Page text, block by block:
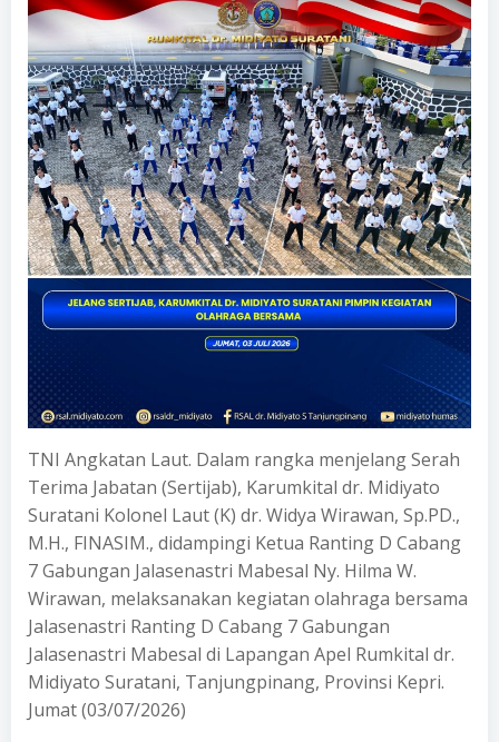
TNI Angkatan Laut. Dalam rangka menjelang Serah
Terima Jabatan (Sertijab), Karumkital dr. Midiyato
Suratani Kolonel Laut (K) dr. Widya Wirawan, Sp.PD.,
M.H., FINASIM., didampingi Ketua Ranting D Cabang
7 Gabungan Jalasenastri Mabesal Ny. Hilma W.
Wirawan, melaksanakan kegiatan olahraga bersama
Jalasenastri Ranting D Cabang 7 Gabungan
Jalasenastri Mabesal di Lapangan Apel Rumkital dr.
Midiyato Suratani, Tanjungpinang, Provinsi Kepri.
Jumat (03/07/2026)